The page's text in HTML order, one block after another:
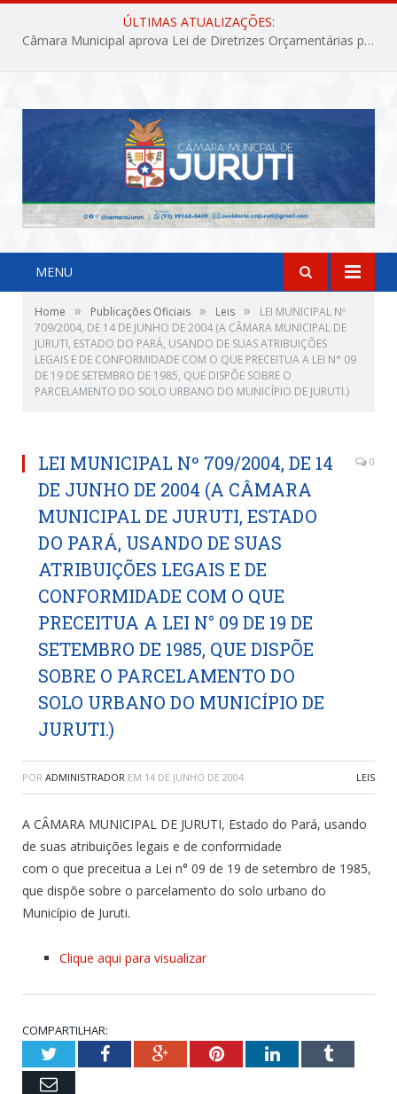
ÚLTIMAS ATUALIZAÇÕES:
Câmara Municipal aprova Lei de Diretrizes Orçamentárias para o exercício financeiro de 2027
MENU
Home » Publicações Oficiais » Leis »
LEI MUNICIPAL Nº
709/2004, DE 14 DE JUNHO DE 2004 (A CÂMARA MUNICIPAL DE
JURUTI, ESTADO DO PARÁ, USANDO DE SUAS ATRIBUIÇÕES
LEGAIS E DE CONFORMIDADE COM O QUE PRECEITUA A LEI N° 09
DE 19 DE SETEMBRO DE 1985, QUE DISPÕE SOBRE O
PARCELAMENTO DO SOLO URBANO DO MUNICÍPIO DE JURUTI.)
LEI MUNICIPAL Nº 709/2004, DE 14
DE JUNHO DE 2004 (A CÂMARA
MUNICIPAL DE JURUTI, ESTADO
DO PARÁ, USANDO DE SUAS
ATRIBUIÇÕES LEGAIS E DE
CONFORMIDADE COM O QUE
PRECEITUA A LEI N° 09 DE 19 DE
SETEMBRO DE 1985, QUE DISPÕE
SOBRE O PARCELAMENTO DO
SOLO URBANO DO MUNICÍPIO DE
JURUTI.)
0
POR ADMINISTRADOR EM 14 DE JUNHO DE 2004 LEIS
A CÂMARA MUNICIPAL DE JURUTI, Estado do Pará, usando
de suas atribuições legais e de conformidade
com o que preceitua a Lei n° 09 de 19 de setembro de 1985,
que dispõe sobre o parcelamento do solo urbano do
Município de Juruti.
Clique aqui para visualizar
COMPARTILHAR:
TwitterFacebookGoogle+PinterestLinkedInTumblr
Email